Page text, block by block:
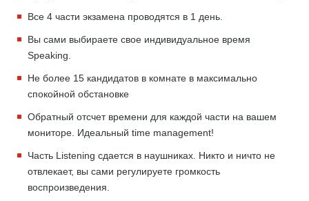
Все 4 части экзамена проводятся в 1 день.
Вы сами выбираете свое индивидуальное время
Speaking.
Не более 15 кандидатов в комнате в максимально
спокойной обстановке
Обратный отсчет времени для каждой части на вашем
мониторе. Идеальный time management!
Часть Listening сдается в наушниках. Никто и ничто не
отвлекает, вы сами регулируете громкость
воспроизведения.